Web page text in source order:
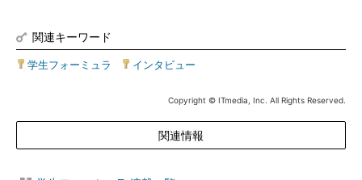
関連キーワード
学生フォーミュラ インタビュー
Copyright © ITmedia, Inc. All Rights Reserved.
関連情報